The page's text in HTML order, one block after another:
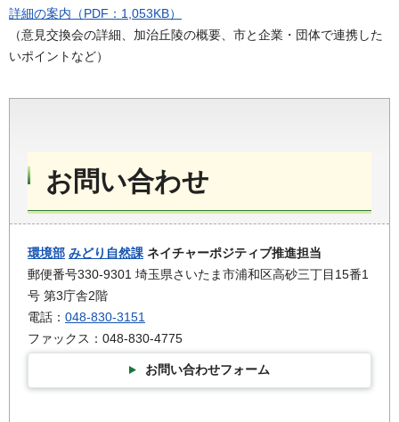
詳細の案内（PDF：1,053KB）
（意見交換会の詳細、加治丘陵の概要、市と企業・団体で連携した
いポイントなど）
お問い合わせ
環境部 みどり自然課 ネイチャーポジティブ推進担当
郵便番号330-9301 埼玉県さいたま市浦和区高砂三丁目15番1
号 第3庁舎2階
電話： 048-830-3151
ファックス：048-830-4775
お問い合わせフォーム